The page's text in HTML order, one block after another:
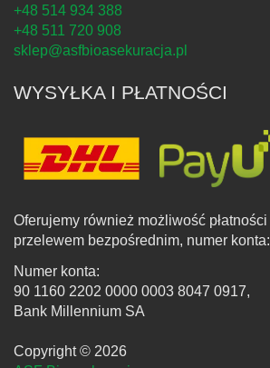
+48 514 934 388
+48 511 720 908
sklep@asfbioasekuracja.pl
WYSYŁKA I PŁATNOŚCI
Oferujemy również możliwość płatności
przelewem bezpośrednim, numer konta:
Numer konta:
90 1160 2202 0000 0003 8047 0917,
Bank Millennium SA
Copyright © 2026